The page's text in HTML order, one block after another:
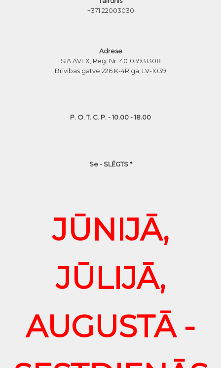
+371 22003030
Adrese
SIA AVEX, Reģ. Nr. 40103931308
Brīvības gatve 226 K-4Rīga, LV-1039
P. O. T. C. P. - 10.00 - 18.00
Se - SLĒGTS *
JŪNIJĀ,
JŪLIJĀ,
AUGUSTĀ -